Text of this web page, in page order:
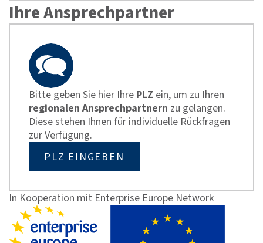
Ihre Ansprechpartner
Bitte geben Sie hier Ihre PLZ ein, um zu Ihren
regionalen Ansprechpartnern zu gelangen.
Diese stehen Ihnen für individuelle Rückfragen
zur Verfügung.
PLZ EINGEBEN
In Kooperation mit Enterprise Europe Network